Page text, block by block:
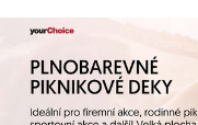
Hledat
Moje oblíbené